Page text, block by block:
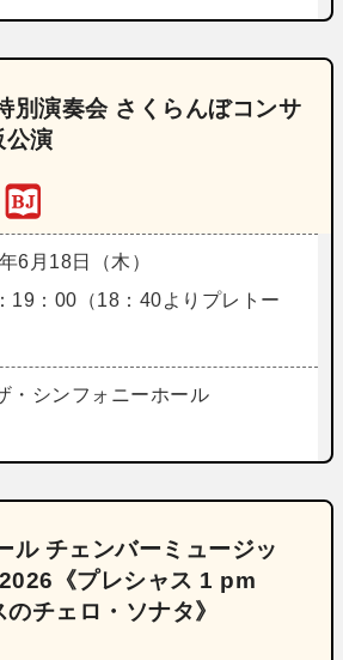
別演奏会 さくらんぼコンサ
公演
6月18日（木）
19：00（18：40よりプレトー
・シンフォニーホール
ル チェンバーミュージッ
《プレシャス 1 pm
チェロ・ソナタ》